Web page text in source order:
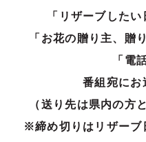
「リザーブした
「お花の贈り主、贈
「電
番組宛にお
（送り先は県内の方
※締め切りはリザーブ